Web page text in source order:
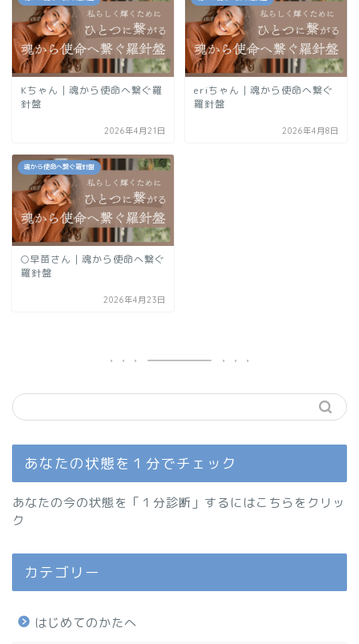
Kちゃん｜魂から使命へ繋ぐ羅
針盤
2026年4月21日
eriちゃん｜魂から使命へ繋ぐ
羅針盤
2026年4月8日
魂から使命へ繋ぐ羅針盤
🌕️早苗さん｜魂から使命へ繋ぐ
羅針盤
2026年4月23日
あなたの状態を１分でチェック
あなたの今の状態を「１分診断」するにはこちらをクリッ
ク
カテゴリー
はじめてのかたへ